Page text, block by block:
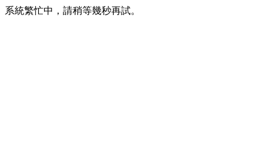
系統繁忙中，請稍等幾秒再試。